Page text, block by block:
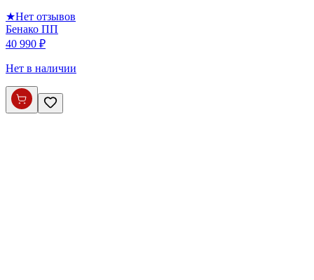
★Нет отзывов
Бенако ПП
40 990 ₽
Нет в наличии